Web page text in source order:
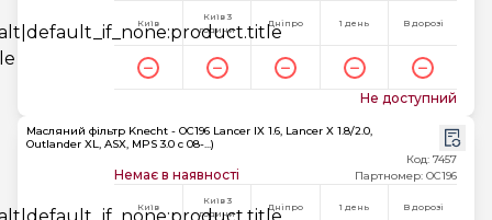
Київ
Київ 3
години
Дніпро 1 день В дорозі
Не доступний
Масляний фільтр Knecht - OC196 Lancer IX 1.6, Lancer X 1.8/2.0,
Outlander XL, ASX, MPS 3.0 c 08-...)
Немає в наявності
Код: 7457
Партномер: OC196
Київ
Київ 3
години
Дніпро 1 день В дорозі